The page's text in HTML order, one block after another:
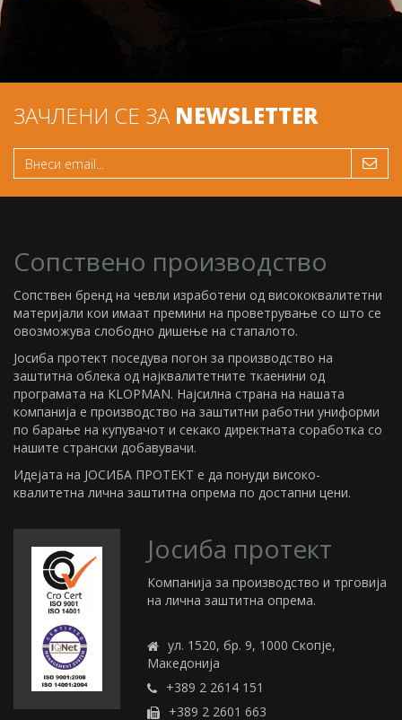
ЗАЧЛЕНИ СЕ ЗА NEWSLETTER
Сопствено производство
Сопствен бренд на чевли изработени од висококвалитетни
материјали кои имаат премини на проветрување со што се
овозможува слободно дишење на стапалото.
Јосиба протект поседува погон за производство на
заштитна облека од најквалитетните ткаенини од
програмата на KLOPMAN. Најсилна страна на нашата
компанија е производство на заштитни работни униформи
по барање на купувачот и секако директната соработка со
нашите странски добавувачи.
Идејата на ЈОСИБА ПРОТЕКТ е да понуди високо-
квалитетна лична заштитна опрема по достапни цени.
Јосиба протект
Компанија за производство и трговија
на лична заштитна опрема.
ул. 1520, бр. 9, 1000 Скопје,
Македонија
+389 2 2614 151
+389 2 2601 663